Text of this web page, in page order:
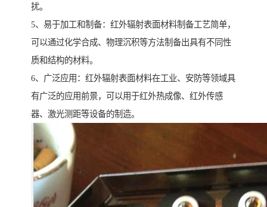
扰。
5、易于加工和制备：红外辐射表面材料制备工艺简单，
可以通过化学合成、物理沉积等方法制备出具有不同性
质和结构的材料。
6、广泛应用：红外辐射表面材料在工业、安防等领域具
有广泛的应用前景，可以用于红外热成像、红外传感
器、激光测距等设备的制造。